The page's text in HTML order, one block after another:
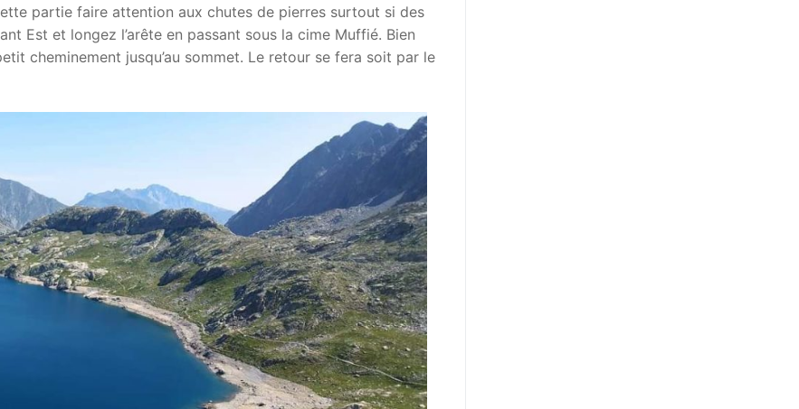
partie faire attention aux chutes de pierres surtout si des
Est et longez l’arête en passant sous la cime Muffié. Bien
cheminement jusqu’au sommet. Le retour se fera soit par le